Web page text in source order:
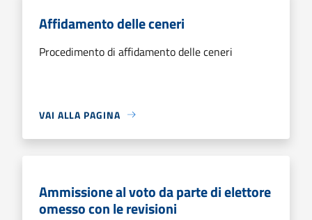
Affidamento delle ceneri
Procedimento di affidamento delle ceneri
VAI ALLA PAGINA
Ammissione al voto da parte di elettore
omesso con le revisioni